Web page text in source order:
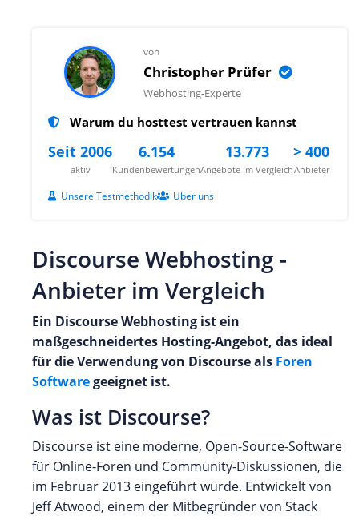
von
Christopher Prüfer
Webhosting-Experte
Warum du hosttest vertrauen kannst
Seit 2006
aktiv
6.154
Kundenbewertungen
13.773
Angebote im Vergleich
> 400
Anbieter
Unsere Testmethodik Über uns
Discourse Webhosting -
Anbieter im Vergleich
Ein Discourse Webhosting ist ein
maßgeschneidertes Hosting-Angebot, das ideal
für die Verwendung von Discourse als Foren
Softwaregeeignet ist.
Was ist Discourse?
Discourse ist eine moderne, Open-Source-Software
für Online-Foren und Community-Diskussionen, die
im Februar 2013 eingeführt wurde. Entwickelt von
Jeff Atwood, einem der Mitbegründer von Stack